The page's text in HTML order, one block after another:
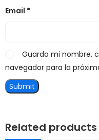
Email *
Guarda mi nombre,
navegador para la
Related products